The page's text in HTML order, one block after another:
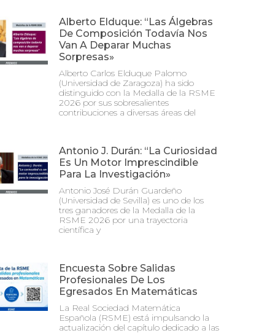
Alberto Elduque: “Las Álgebras
De Composición Todavía Nos
Van A Deparar Muchas
Sorpresas»
Alberto Carlos Elduque Palomo
(Universidad de Zaragoza) ha sido
distinguido con la Medalla de la RSME
2026 por sus sobresalientes
contribuciones a diversas áreas del
Antonio J. Durán: “La Curiosidad
Es Un Motor Imprescindible
Para La Investigación»
Antonio José Durán Guardeño
(Universidad de Sevilla) es uno de los
tres ganadores de la Medalla de la
RSME 2026 por una trayectoria
científica y
Encuesta Sobre Salidas
Profesionales De Los
Egresados En Matemáticas
La Real Sociedad Matemática
Española (RSME) está impulsando la
actualización del capítulo dedicado a las